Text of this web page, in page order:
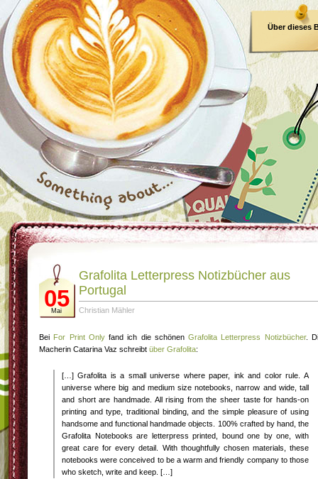
Über dieses
05
Mai
Grafolita Letterpress Notizbücher aus
Portugal
Christian Mähler
Bei For Print Onlyfand ich die schönenGrafolita Letterpress Notizbücher.
Macherin Catarina Vaz schreibt über Grafolita:
[…] Grafolita is a small universe where paper, ink and color rule. A
universe where big and medium size notebooks, narrow and wide, tall
and short are handmade. All rising from the sheer taste for hands-on
printing and type, traditional binding, and the simple pleasure of using
handsome and functional handmade objects. 100% crafted by hand, the
Grafolita Notebooks are letterpress printed, bound one by one, with
great care for every detail. With thoughtfully chosen materials, these
notebooks were conceived to be a warm and friendly company to those
who sketch, write and keep. […]